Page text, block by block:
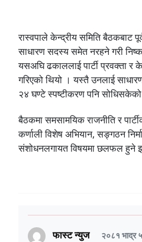
रास्वपाले केन्द्रीय समिति बैठकबाट
साधारण सदस्य समेत नरहने गरी
यसअघि ढकाललाई पार्टी प्रवक्ता र
गरिएको थियो । यस्तै उनलाई
२४ घण्टे स्पष्टीकरण पनि
बैठकमा समसामयिक राजनीति र
कर्णाली विशेष अभियान, सङ्गठन
संशोधनलगायत विषयमा छलफल हुने
फास्ट न्युज २०८१ भाद्र